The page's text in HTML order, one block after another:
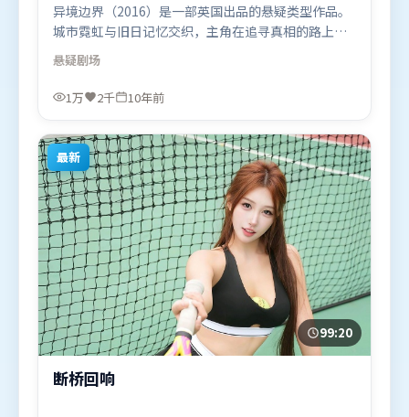
异境边界（2016）是一部英国出品的悬疑类型作品。
城市霓虹与旧日记忆交织，主角在追寻真相的路上不
断付出代价。人物关系网复杂却不凌乱，每场对手戏
都推动信息增量。由王家卫执导，奥卡菲娜、章子
怡、廖凡，苍井优等联袂出演。影片于2016年6月27
的观众观看。
悬疑剧场
1万 2千 10年前
最新
99:20
断桥回响